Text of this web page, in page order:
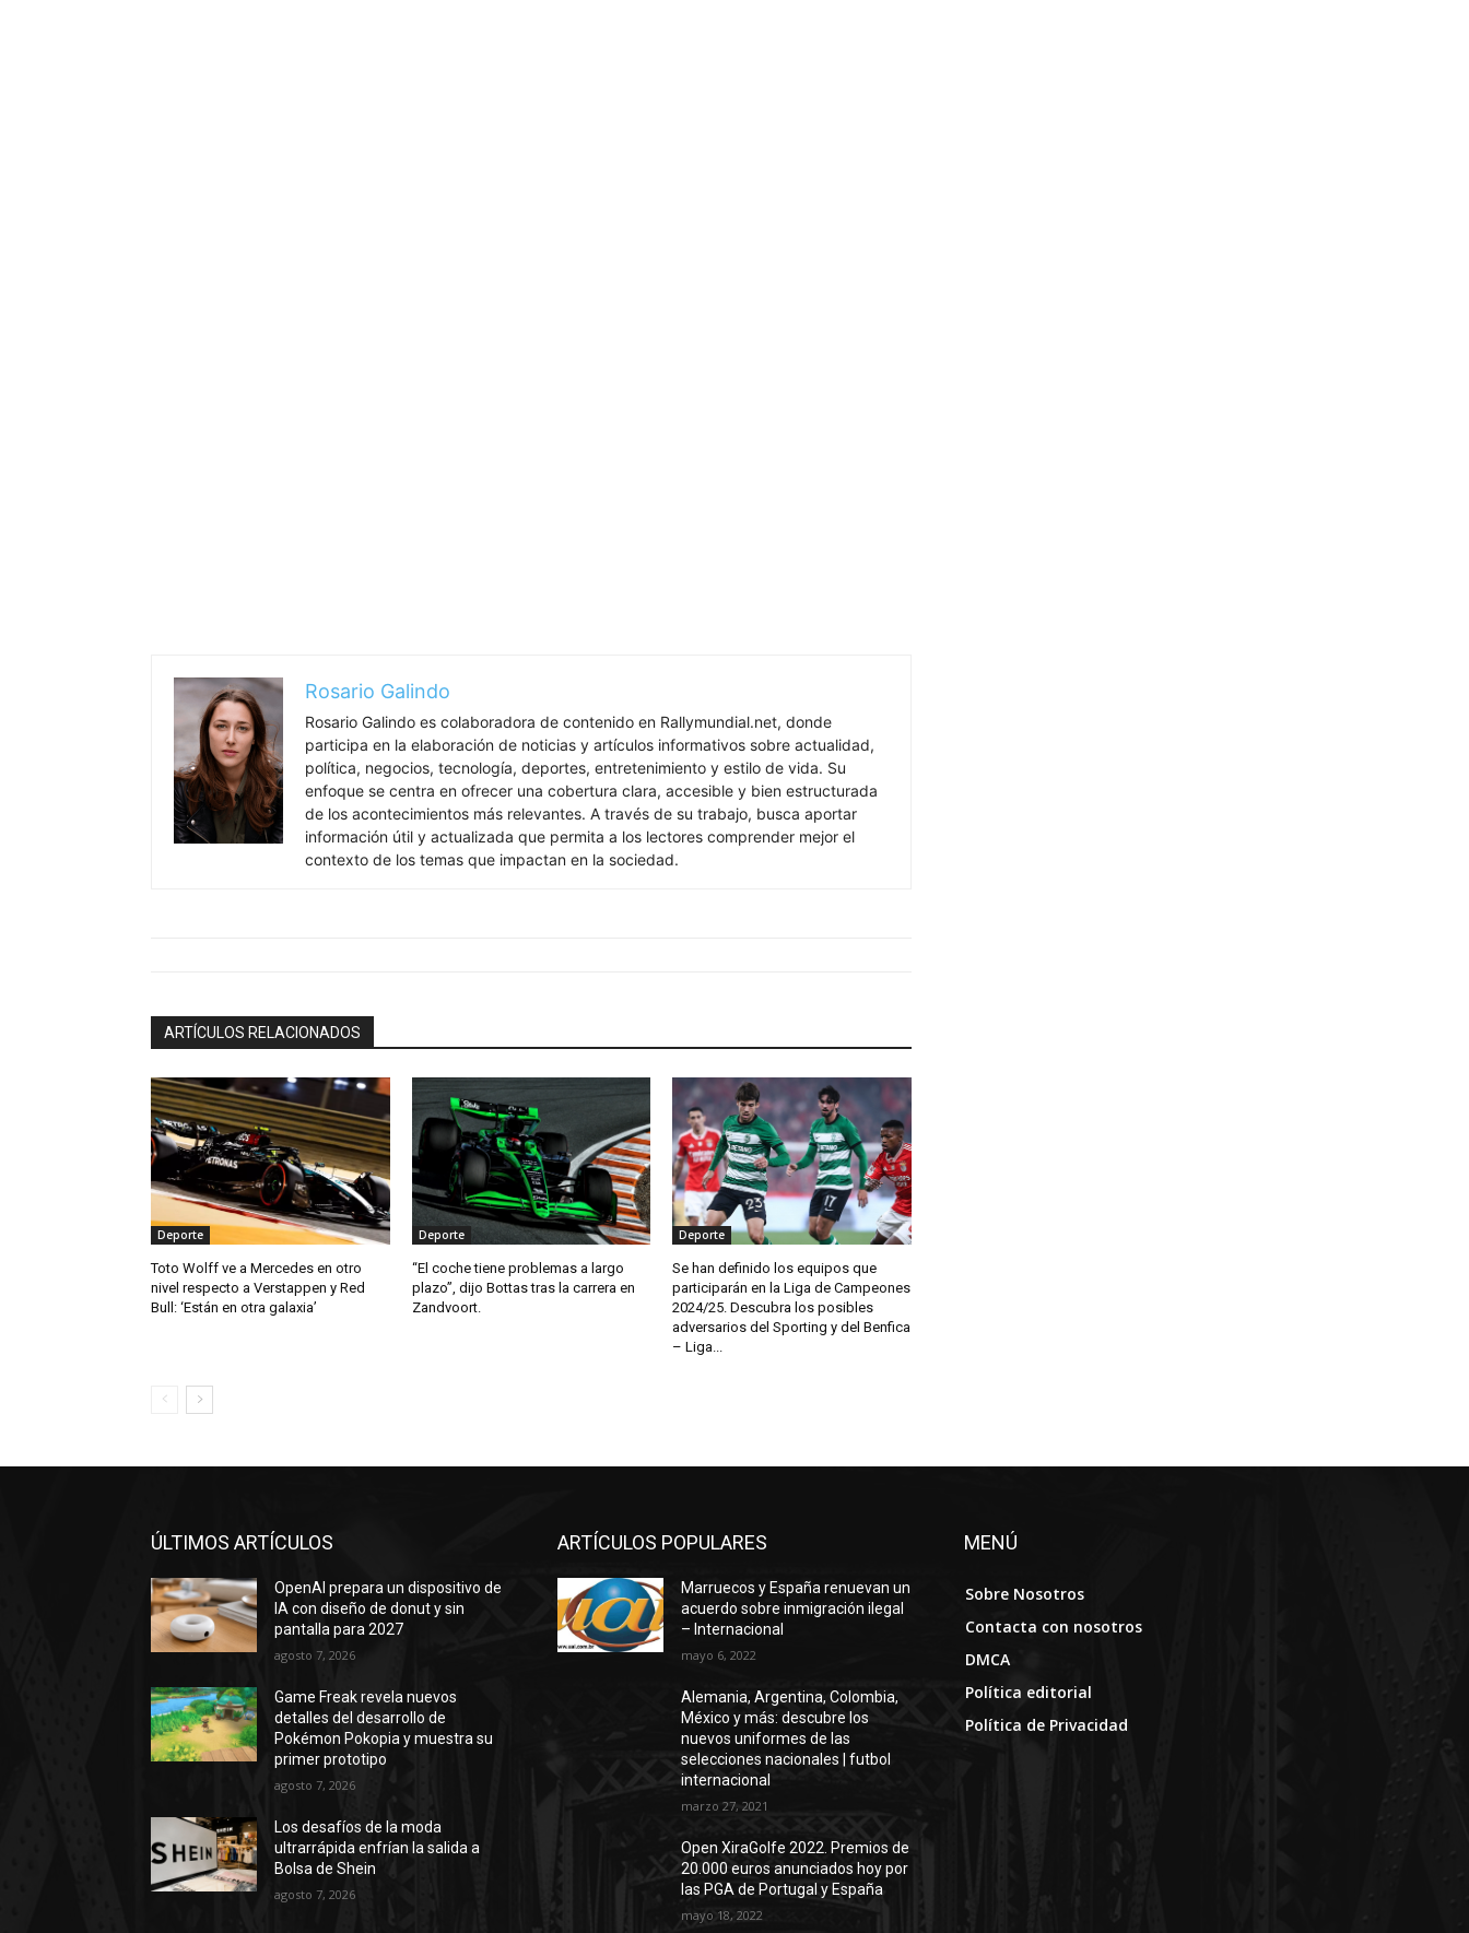
Rosario Galindo
Rosario Galindo es colaboradora de contenido en Rallymundial.net, donde
participa en la elaboración de noticias y artículos informativos sobre actualidad,
política, negocios, tecnología, deportes, entretenimiento y estilo de vida. Su
enfoque se centra en ofrecer una cobertura clara, accesible y bien estructurada
de los acontecimientos más relevantes. A través de su trabajo, busca aportar
información útil y actualizada que permita a los lectores comprender mejor el
contexto de los temas que impactan en la sociedad.
ARTÍCULOS RELACIONADOS
Deporte
Toto Wolff ve a Mercedes en otro
nivel respecto a Verstappen y Red
Bull: ‘Están en otra galaxia’
Deporte
“El coche tiene problemas a largo
plazo”, dijo Bottas tras la carrera en
Zandvoort.
Deporte
Se han definido los equipos que
participarán en la Liga de Campeones
2024/25. Descubra los posibles
adversarios del Sporting y del Benfica
– Liga...
ÚLTIMOS ARTÍCULOS
OpenAI prepara un dispositivo de
IA con diseño de donut y sin
pantalla para 2027
agosto 7, 2026
Game Freak revela nuevos
detalles del desarrollo de
Pokémon Pokopia y muestra su
primer prototipo
agosto 7, 2026
Los desafíos de la moda
ultrarrápida enfrían la salida a
Bolsa de Shein
agosto 7, 2026
ARTÍCULOS POPULARES
Marruecos y España renuevan un
acuerdo sobre inmigración ilegal
– Internacional
mayo 6, 2022
Alemania, Argentina, Colombia,
México y más: descubre los
nuevos uniformes de las
selecciones nacionales | futbol
internacional
marzo 27, 2021
Open XiraGolfe 2022. Premios de
20.000 euros anunciados hoy por
las PGA de Portugal y España
mayo 18, 2022
MENÚ
Sobre Nosotros
Contacta con nosotros
DMCA
Política editorial
Política de Privacidad